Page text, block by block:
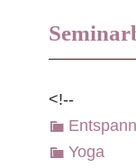
<!--
Yoga